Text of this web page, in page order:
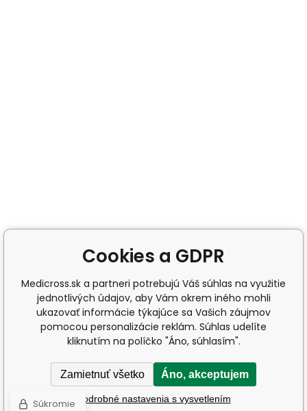
Cookies a GDPR
Medicross.sk a partneri potrebujú Váš súhlas na využitie
jednotlivých údajov, aby Vám okrem iného mohli
ukazovať informácie týkajúce sa Vašich záujmov
pomocou personalizácie reklám. Súhlas udelíte
kliknutím na políčko "Áno, súhlasím".
Zamietnuť všetko Áno, akceptujem
Podrobné nastavenia s vysvetlením
Súkromie